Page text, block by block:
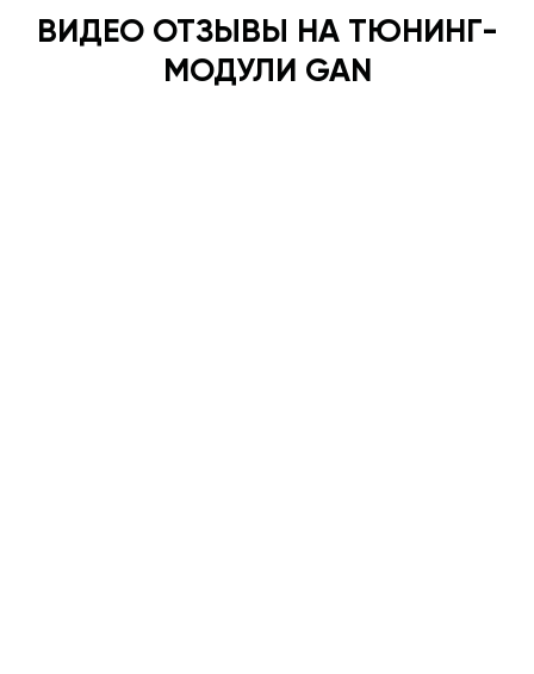
ВИДЕО ОТЗЫВЫ НА ТЮНИНГ-
МОДУЛИ GAN